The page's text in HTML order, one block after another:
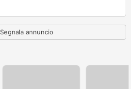
Segnala annuncio